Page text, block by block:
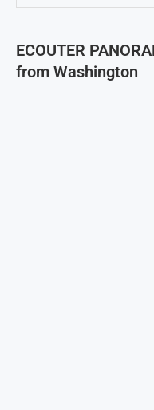
ECOUTER
from Washington